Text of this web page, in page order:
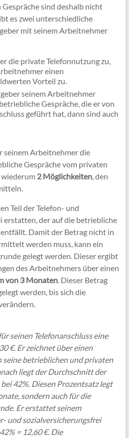
sind deshalb nicht
es zwei unterschiedliche
mit seinem Arbeitnehmer
die private Telefonnutzung zu,
einen
Vorteil zu.
seinem Arbeitnehmer
Gespräche, die er von
geführt hat, dann sind auch
Arbeitnehmer die
Gespräche vom privaten
wiederum 2 Möglichkeiten, den
Teil der Telefon- und
der auf die betriebliche
Damit der Betrag nicht in
werden muss, kann ein
gelegt werden. Dieser ergibt
des Arbeitnehmers über einen
von 3 Monaten. Dieser Betrag
werden, bis sich die
seinen Telefonanschluss eine
€. Er zeichnet über einen
betrieblichen und privaten
liegt der Durchschnitt der
42%. Diesen Prozentsatz legt
sondern auch für die
Er erstattet seinem
und sozialversicherungsfrei
= 12,60 €. Die